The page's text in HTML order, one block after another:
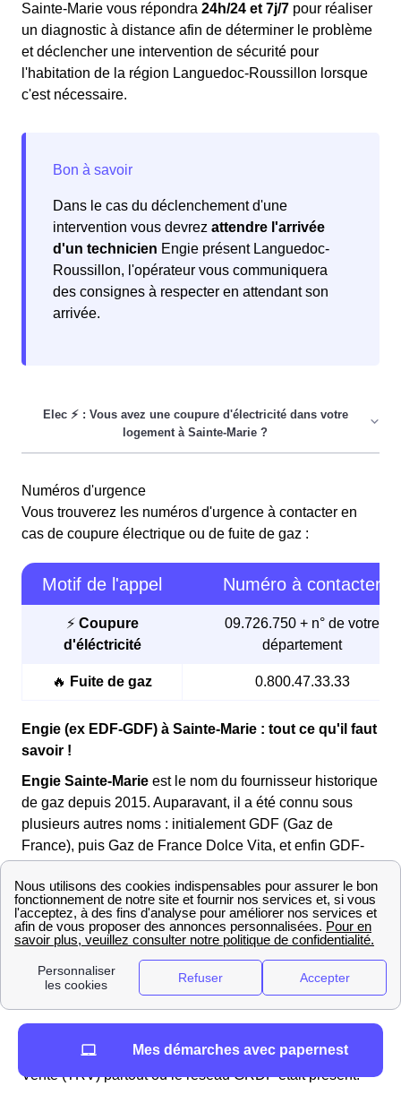
Sainte-Marie vous répondra 24h/24 et 7j/7 pour réaliser
un diagnostic à distance afin de déterminer le problème
et déclencher une intervention de sécurité pour
l'habitation de la région Languedoc-Roussillon lorsque
c'est nécessaire.
Dans le cas du déclenchement d'une
intervention vous devrez attendre l'arrivée
d'un technicien Engie présent Languedoc-
Roussillon, l'opérateur vous communiquera
des consignes à respecter en attendant son
arrivée.
logement à Sainte-Marie ? La procédure pour rétablir le
courant dépendra de l'origine du problème, qu'il soit lié à
votre domicile, à votre immeuble ou à toute la ville.
La première étape en cas de coupure est devérifier
votre compteur
. Si celui-ci a disjoncté, il vous suffit
de leréenclencherpour rétablir l'électricité.
Si cette action ne suffit pas, la coupure pourrait
affecter tout votre immeuble ou même toute la ville
attendre environ vingt minutes
Les coupures d'électricité peuvent être causées par
unefacture impayée auprès de votre
fournisseur. Ce dernier a le droit de demander la
réduction
ou la
de votre
approvisionnement en énergie en cas de non-
paiement suite à plusieurs rappels. Dans ce cas, il
votre fournisseur pour connaître les démarches à
suivre.
Numéros d'urgence
Vous trouverez les numéros d'urgence à contacter en
cas de coupure électrique ou de fuite de gaz :
Motif de l'appel Numéro à contacter
⚡ Coupure
d'éléctricité
09.726.750 + n° de votre
département
🔥 Fuite de gaz 0.800.47.33.33
Engie (ex EDF-GDF) à Sainte-Marie : tout ce qu'il faut
savoir !
Engie Sainte-Marie est le nom du fournisseur historique
de gaz depuis 2015. Auparavant, il a été connu sous
plusieurs autres noms : initialement GDF (Gaz de
France), puis Gaz de France Dolce Vita, et enfin GDF-
Engie est une entreprise de fourniture d'énergie
française , mais vous pouvez également la retrouver
dans d'autres payscomme la Belgique, l'Égypte ou
encore l'Allemagne. En tout, Engie est présent dans
plus de 70 pays
historique de gaz, proposant le Tarif Réglementé de
Vente (TRV) partout où le réseau GRDF était présent.
Mes démarches avec papernest